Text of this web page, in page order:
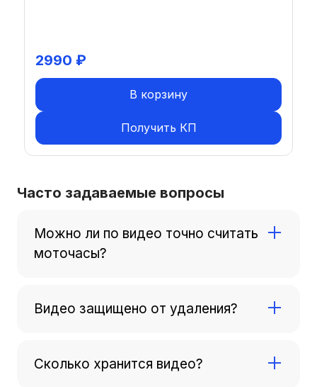
2990 ₽
В корзину
Получить КП
Часто задаваемые вопросы
Можно ли по видео точно считать
моточасы?
работы; при связке с телематикой (зажигание/
насос/стрела) точность повышается.
Видео защищено от удаления?
закрывается на ключ, скрытая установка;
доступ ограничен.
Сколько хранится видео?